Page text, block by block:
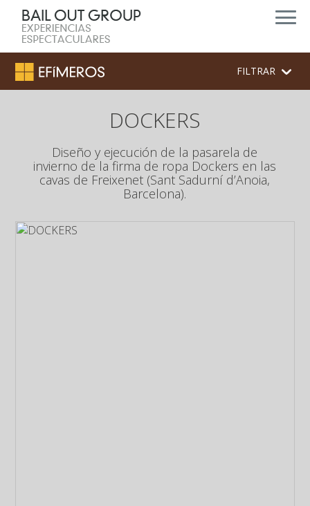
FILTRAR
DOCKERS
Diseño y ejecución de la pasarela de
invierno de la firma de ropa Dockers en las
cavas de Freixenet (Sant Sadurní d’Anoia,
Barcelona).